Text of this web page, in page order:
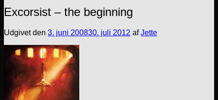
Excorsist – the beginning
Udgivet den 3. juni 200830. juli 2012 afJette